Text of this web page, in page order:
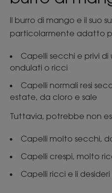
Il burro di mango e il suo
particolarmente adatto
Capelli secchi e privi di
ondulati o ricci
Capelli normali resi
estate, da cloro e sale
Tuttavia, potrebbe non
Capelli molto secchi,
Capelli crespi, molto
Capelli ricci e li desideri